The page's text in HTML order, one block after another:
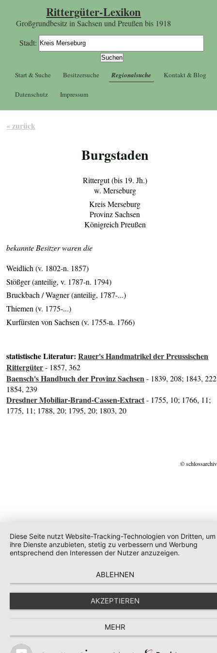
Rittergüter-Lexikon
Großgrundbesitz in Sachsen und Preußen bis 1918
Stadt:
Start & Suche Besitzersuche Regionalsuche Kontakt & Blog
Datenschutz Impressum
« zurück
Burgstaden
Rittergut (bis 19. Jh.)
w. Merseburg
Kreis Merseburg
Provinz Sachsen
Königreich Preußen
bekannte Besitzer waren die
Weidlich (v. 1802-n. 1857)
Stößger (anteilig, v. 1787-n. 1794)
Bruckbach / Wagner (anteilig, 1787-...)
Thiemen (v. 1775-...)
Kurfürsten von Sachsen (v. 1755-n. 1766)
statistische Literatur:Rauer's Handmatrikel der Preussischen
Rittergüter- 1857, 362
Baensch's Handbuch der Provinz Sachsen- 1839, 208; 1843,
1854, 239
Dresdner Mobiliar-Brand-Cassen-Extract- 1755, 10; 1766, 11;
1775, 11; 1788, 20; 1795, 20; 1803, 20
©
Diese Seite nutzt Website-Tracking-Technologien von Dritten, um
ihre Dienste anzubieten, stetig zu verbessern und Werbung
entsprechend den Interessen der Nutzer anzuzeigen.
ABLEHNEN
AKZEPTIEREN
MEHR